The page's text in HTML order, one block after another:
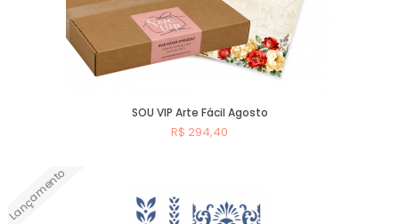
SOU VIP Arte Fácil Agosto
R$ 294,40
Lançamento